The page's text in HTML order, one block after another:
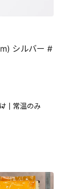
シルバー #
常温のみ